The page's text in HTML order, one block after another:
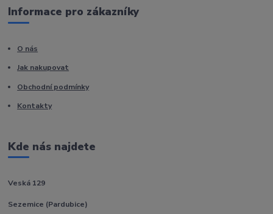
Informace pro zákazníky
O nás
Jak nakupovat
Obchodní podmínky
Kontakty
Kde nás najdete
Veská 129
Sezemice (Pardubice)